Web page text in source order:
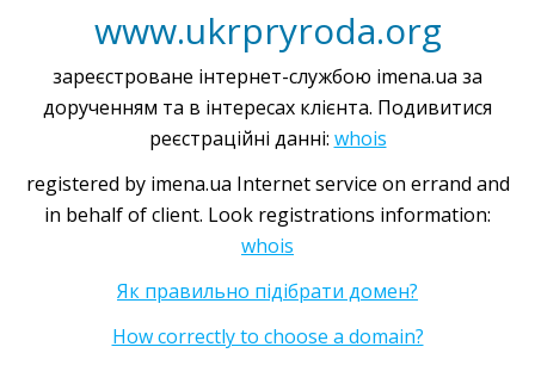
www.ukrpryroda.org
зареєстроване інтернет-службою imena.ua за
дорученням та в інтересах клієнта. Подивитися
реєстраційні данні: whois
registered by imena.ua Internet service on errand and
in behalf of client. Look registrations information:
whois
Як правильно підібрати домен?
How correctly to choose a domain?